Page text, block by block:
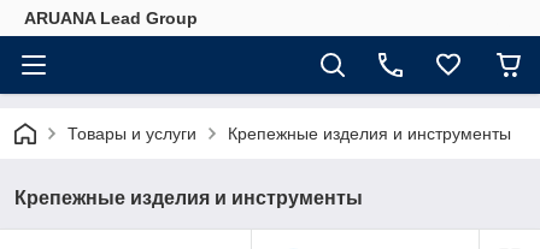
ARUANA Lead Group
Товары и услуги Крепежные изделия и инструменты
Крепежные изделия и инструменты